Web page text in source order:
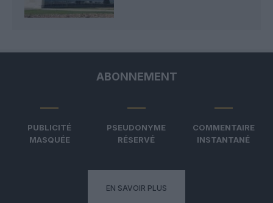
ABONNEMENT
PUBLICITÉ
MASQUÉE
PSEUDONYME
RÉSERVÉ
COMMENTAIRE
INSTANTANÉ
EN SAVOIR PLUS